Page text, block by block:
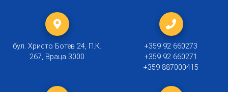
бул. Христо Ботев 24, П.К.
267, Враца 3000
+359 92 660273
+359 92 660271
+359 887000415